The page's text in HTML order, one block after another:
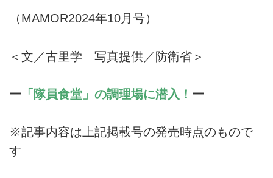
（MAMOR2024年10月号）
＜文／古里学 写真提供／防衛省＞
ー 「隊員食堂」の調理場に潜入！ ー
※記事内容は上記掲載号の発売時点のもので
す